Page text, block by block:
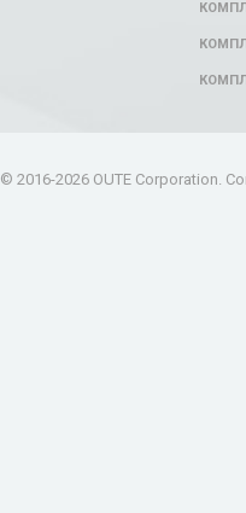
© 2016-2026 OUTE Corporation.